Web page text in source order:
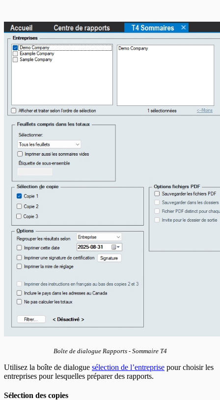
Boîte de dialogue Rapports - Sommaire T4
Utilisez la boîte de dialogue sélection de l’entreprise pour choisir les
entreprises pour lesquelles préparer des rapports.
Sélection des copies